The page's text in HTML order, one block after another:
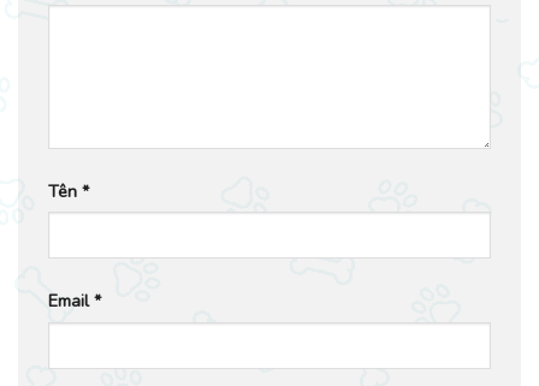
Tên *
Email*